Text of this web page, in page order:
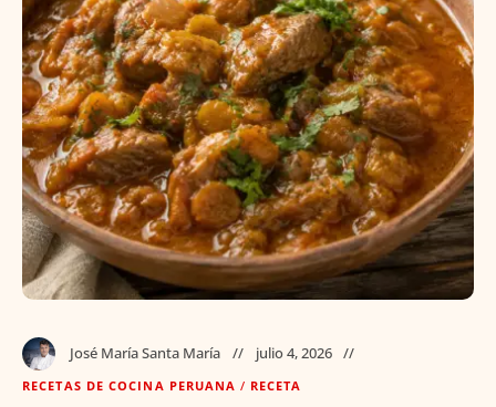
José María Santa María julio 4, 2026
RECETAS DE COCINA PERUANA / RECETA